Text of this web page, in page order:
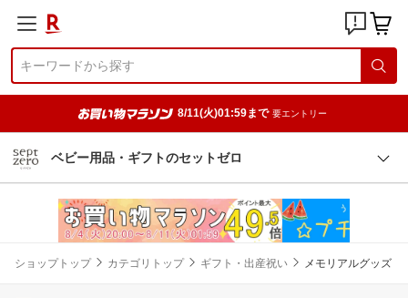
8/11(火)01:59まで 要エントリー
ベビー用品・ギフトのセットゼロ
ショップトップ カテゴリトップ ギフト・出産祝い メモリアルグッズ